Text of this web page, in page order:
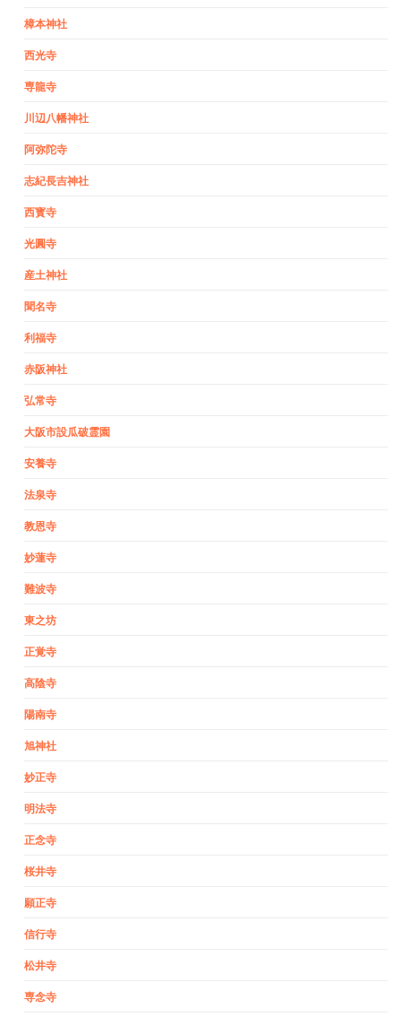
樟本神社
西光寺
専龍寺
川辺八幡神社
阿弥陀寺
志紀長吉神社
西寳寺
光圓寺
産土神社
聞名寺
利福寺
赤阪神社
弘常寺
大阪市設瓜破霊園
安養寺
法泉寺
教恩寺
妙蓮寺
難波寺
東之坊
正覚寺
高陰寺
陽南寺
旭神社
妙正寺
明法寺
正念寺
桜井寺
願正寺
信行寺
松井寺
専念寺